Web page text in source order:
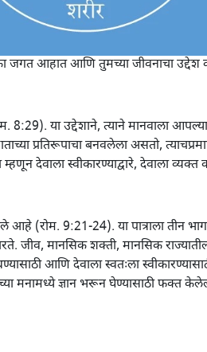
जगत आहात आणि तुमच्या जीवनाचा
8:29). या उद्देशाने, त्याने मानवाला
प्रतिरूपाचा बनवलेला असतो,
देवाला स्वीकारण्याद्वारे, देवाला
आहे (रोम. 9:21-24). या पात्राला
जीव, मानसिक शक्ती, मानसिक
आणि देवाला स्वतःला
मनामध्ये ज्ञान भरून घेण्यासाठी फक्त